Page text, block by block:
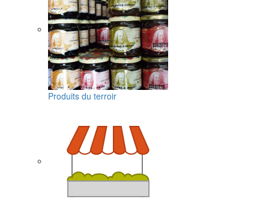
Produits du terroir